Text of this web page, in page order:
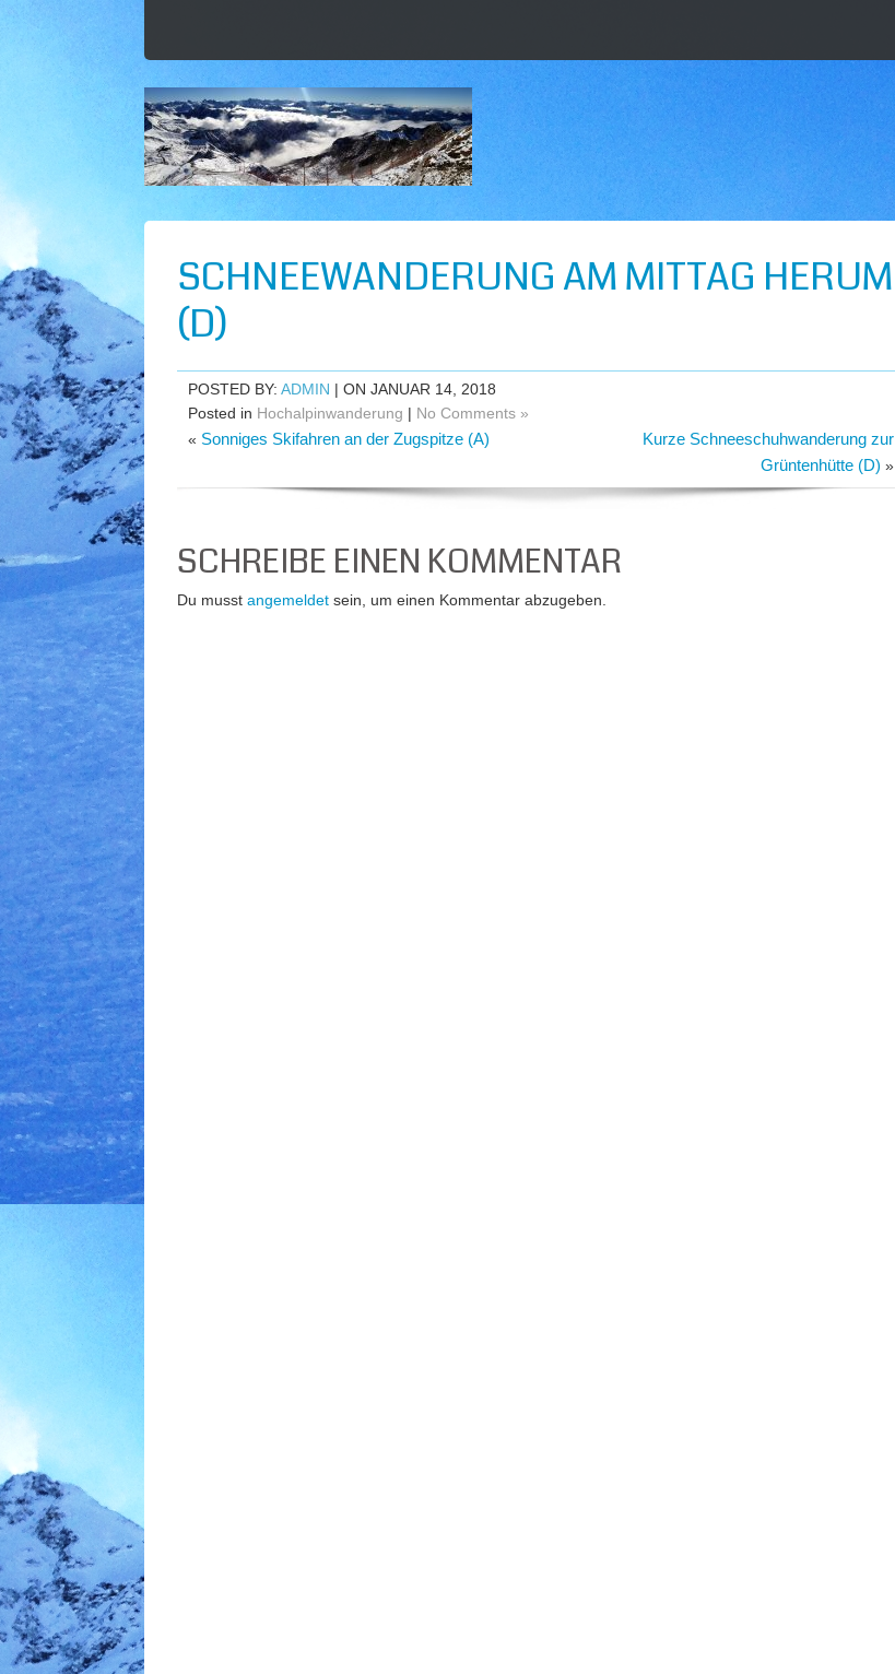
SCHNEEWANDERUNG AM MITTAG HERUM
(D)
POSTED BY: ADMIN | ON JANUAR 14, 2018
Posted in Hochalpinwanderung | No Comments »
« Sonniges Skifahren an der Zugspitze (A)
Kurze Schneeschuhwanderung zur
Grüntenhütte (D) »
SCHREIBE EINEN KOMMENTAR
Du musst angemeldet sein, um einen Kommentar abzugeben.